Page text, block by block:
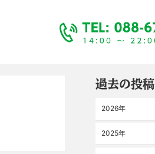
過去の投稿
2026年
2025年